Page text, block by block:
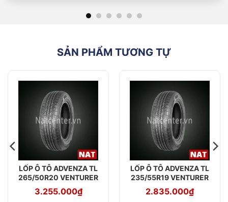
“R”: Kí hiệu cấu trúc Radial.
“17”: Đường kính lazang hay đường kính mâm lốp,
TL: ký hiệu lốp không săm
SẢN PHẨM TƯƠNG TỰ
LỐP Ô TÔ ADVENZA TL
265/50R20 VENTURER
AV579 107V
3.255.000₫
LỐP Ô TÔ ADVENZA TL
235/55R19 VENTURER
AV579 105V XL
2.835.000₫